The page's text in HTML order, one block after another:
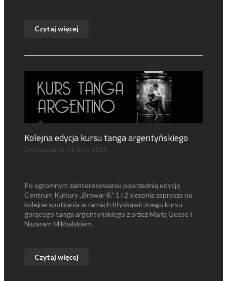
Czytaj więcej
Kolejna edycja kursu tanga argentyńskiego
Data dodania 21 lipca 2015
Po ogromnym zainteresowaniu poprzednią edycją
Centrum Kultury „Browar B.” 1 i 2 sierpnia zaprasza na
kolejne spotkania w ramach błyskawicznego kursu
gorącego tanga argentyńskiego z przez Marią Gesse i
Nazarem Mikhalykiem.
Czytaj więcej